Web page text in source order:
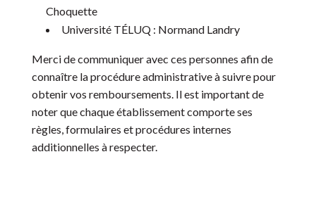
Choquette
Université TÉLUQ : Normand Landry
Merci de communiquer avec ces personnes afin de
connaître la procédure administrative à suivre pour
obtenir vos remboursements. Il est important de
noter que chaque établissement comporte ses
règles, formulaires et procédures internes
additionnelles à respecter.